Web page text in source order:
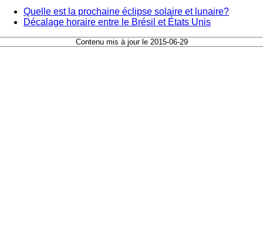
Quelle est la prochaine éclipse solaire et lunaire?
Décalage horaire entre le Brésil et États Unis
Contenu mis à jour le 2015-06-29